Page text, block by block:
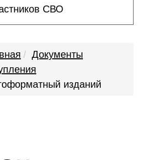
СВО
Документы
изданий